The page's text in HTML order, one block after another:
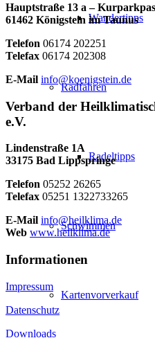
Wandertipps
Radfahren
Radeltipps
Schwimmen
Kartenvorverkauf
Hauptstraße 13 a –
61462 Königstein im Taunus
Telefon 06174 202251
Telefax 06174 202308
E-Mail info@koenigstein.de
Verband der
e.V.
Lindenstraße 1A
33175 Bad Lippspringe
Telefon 05252 26265
Telefax 05251 1322733265
E-Mail info@heilklima.de
Web www.heilklima.de
Informationen
Impressum
Datenschutz
Downloads